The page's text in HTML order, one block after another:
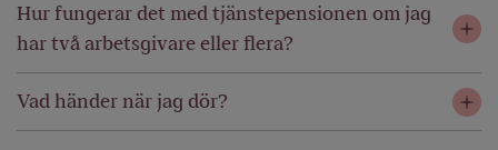
Hur fungerar det med tjänstepensionen om jag
har två arbetsgivare eller flera?
Vad händer när jag dör?